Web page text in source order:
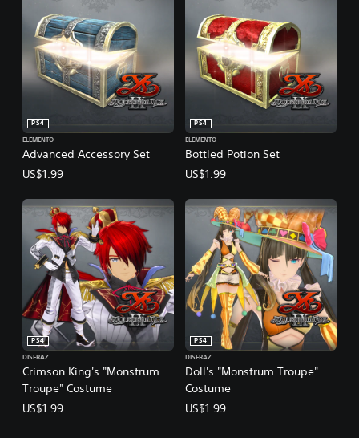
Advanced Accessory Set
PS4
ELEMENTO
US$1.99
Bottled Potion Set
PS4
ELEMENTO
US$1.99
Crimson King's "Monstrum
Troupe" Costume
PS4
DISFRAZ
US$1.99
Doll's "Monstrum Troupe"
Costume
PS4
DISFRAZ
US$1.99